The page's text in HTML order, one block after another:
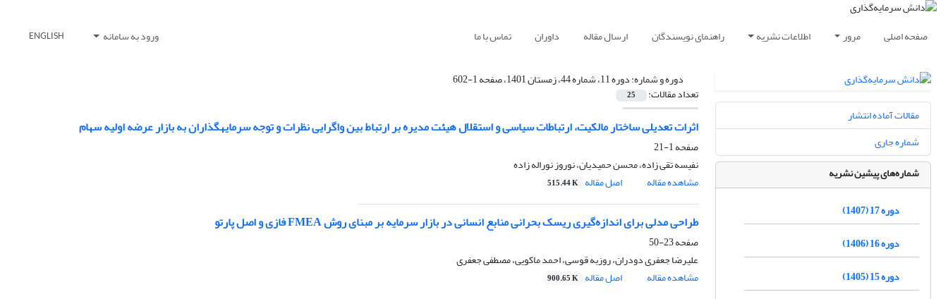
صفحه اصلی مرور اطلاعات نشریه راهنمای نویسندگان ارسال مقاله داوران تماس با ما ورود به سامانه ENGLISH
دوره و شماره:دوره 11، شماره 44، زمستان 1401، صفحه 1-602
تعداد مقالات: 25
اثرات تعدیلی ساختار مالکیت، ارتباطات سیاسی و استقلال هیئت مدیره بر ارتباط بین واگرایی نظرات و توجه سرمایهگذاران به بازار عرضه اولیه سهام
صفحه1-21
نفیسه تقی زاده، محسن حمیدیان، نوروز نوراله زاده
مشاهده مقاله
اصل مقاله 515.44 K
طراحی مدلی برای اندازه‌گیری ریسک بحرانی منابع انسانی در بازار سرمایه بر مبنای روش FMEA فازی و اصل پارتو
صفحه23-50
علیرضا جعفری دودران، روزبه قوسی، احمد ماکویی، مصطفی جعفری
مشاهده مقاله
اصل مقاله 900.65 K
مقالات آماده انتشار
شماره جاری
شماره‌های پیشین نشریه
دوره 17 (1407)
دوره 16 (1406)
دوره 15 (1405)